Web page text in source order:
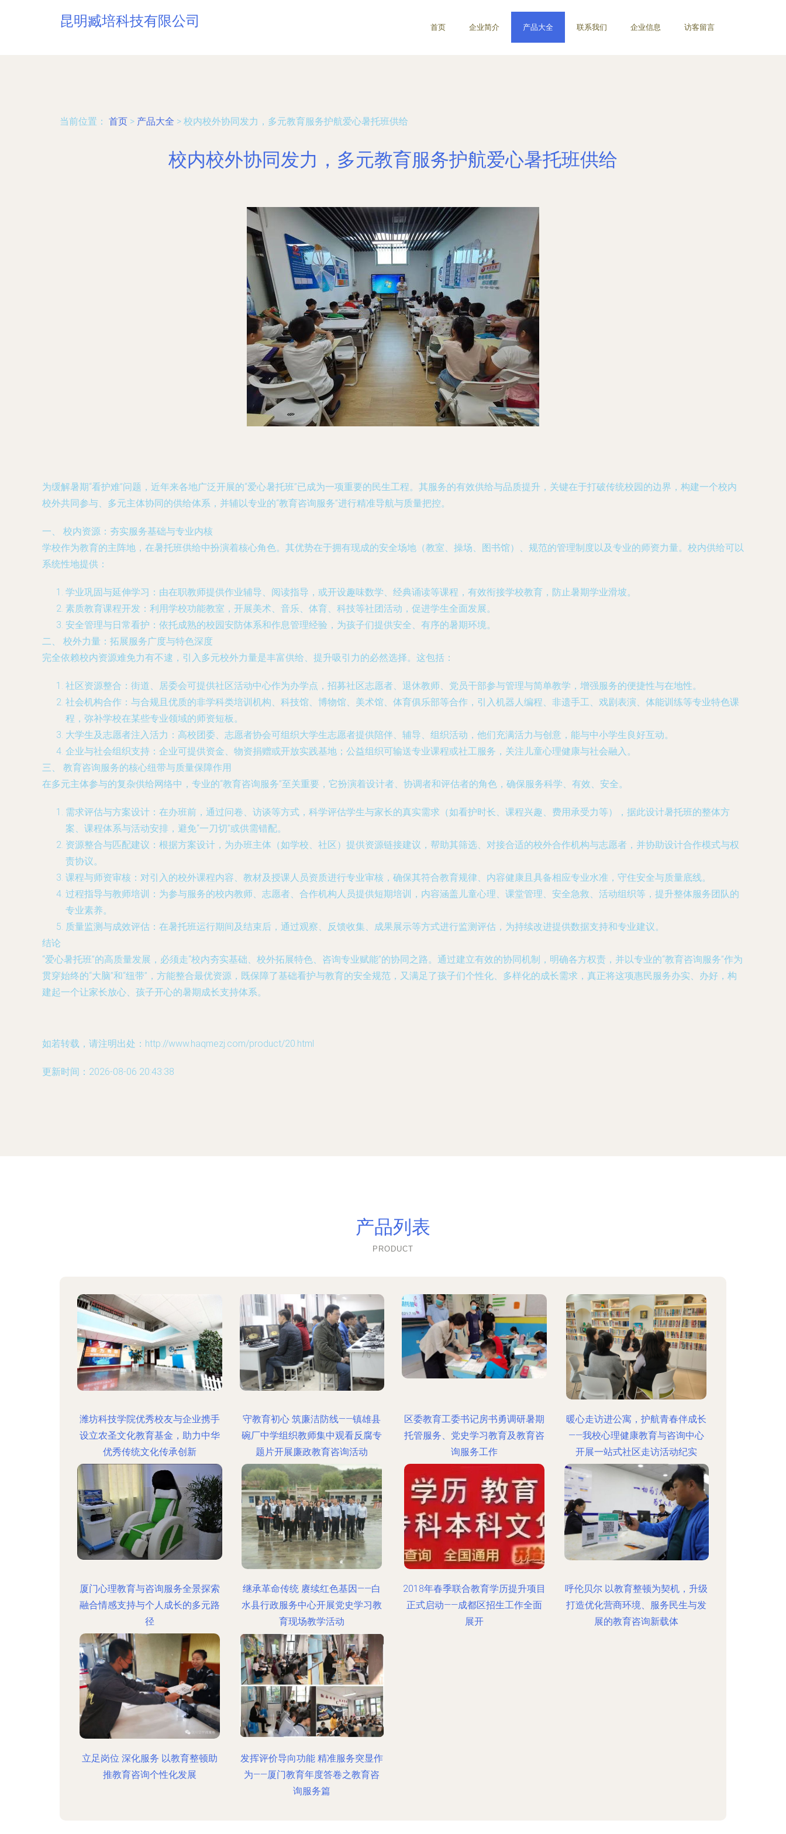
昆明臧培科技有限公司 首页 企业简介 产品大全 联系我们 企业信息 访客留言
当前位置： 首页 > 产品大全 > 校内校外协同发力，多元教育服务护航爱心暑托班供给
校内校外协同发力，多元教育服务护航爱心暑托班供给
为缓解暑期“看护难”问题，近年来各地广泛开展的“爱心暑托班”已成为一项重要的民生工程。其服务的有效供给与品质提升，关键在于打破传统校园的边界，构建一个校内
校外共同参与、多元主体协同的供给体系，并辅以专业的“教育咨询服务”进行精准导航与质量把控。
一、 校内资源：夯实服务基础与专业内核
学校作为教育的主阵地，在暑托班供给中扮演着核心角色。其优势在于拥有现成的安全场地（教室、操场、图书馆）、规范的管理制度以及专业的师资力量。校内供给可以
系统性地提供：
学业巩固与延伸学习 ：由在职教师提供作业辅导、阅读指导，或开设趣味数学、经典诵读等课程，有效衔接学校教育，防止暑期学业滑坡。
素质教育课程开发 ：利用学校功能教室，开展美术、音乐、体育、科技等社团活动，促进学生全面发展。
安全管理与日常看护 ：依托成熟的校园安防体系和作息管理经验，为孩子们提供安全、有序的暑期环境。
二、 校外力量：拓展服务广度与特色深度
完全依赖校内资源难免力有不逮，引入多元校外力量是丰富供给、提升吸引力的必然选择。这包括：
社区资源整合 ：街道、居委会可提供社区活动中心作为办学点，招募社区志愿者、退休教师、党员干部参与管理与简单教学，增强服务的便捷性与在地性。
社会机构合作 ：与合规且优质的非学科类培训机构、科技馆、博物馆、美术馆、体育俱乐部等合作，引入机器人编程、非遗手工、戏剧表演、体能训练等专业特色课
程，弥补学校在某些专业领域的师资短板。
大学生及志愿者注入活力 ：高校团委、志愿者协会可组织大学生志愿者提供陪伴、辅导、组织活动，他们充满活力与创意，能与中小学生良好互动。
企业与社会组织支持 ：企业可提供资金、物资捐赠或开放实践基地；公益组织可输送专业课程或社工服务，关注儿童心理健康与社会融入。
三、 教育咨询服务的核心纽带与质量保障作用
在多元主体参与的复杂供给网络中，专业的“教育咨询服务”至关重要，它扮演着设计者、协调者和评估者的角色，确保服务科学、有效、安全。
需求评估与方案设计 ：在办班前，通过问卷、访谈等方式，科学评估学生与家长的真实需求（如看护时长、课程兴趣、费用承受力等），据此设计暑托班的整体方
案、课程体系与活动安排，避免“一刀切”或供需错配。
资源整合与匹配建议 ：根据方案设计，为办班主体（如学校、社区）提供资源链接建议，帮助其筛选、对接合适的校外合作机构与志愿者，并协助设计合作模式与权
责协议。
课程与师资审核 ：对引入的校外课程内容、教材及授课人员资质进行专业审核，确保其符合教育规律、内容健康且具备相应专业水准，守住安全与质量底线。
过程指导与教师培训
：为参与服务的校内教师、志愿者、合作机构人员提供短期培训，内容涵盖儿童心理、课堂管理、安全急救、活动组织等，提升整体服务团队的
专业素养。
质量监测与成效评估 ：在暑托班运行期间及结束后，通过观察、反馈收集、成果展示等方式进行监测评估，为持续改进提供数据支持和专业建议。
结论
“爱心暑托班”的高质量发展，必须走“校内夯实基础、校外拓展特色、咨询专业赋能”的协同之路。通过建立有效的协同机制，明确各方权责，并以专业的“教育咨询服务”作为
贯穿始终的“大脑”和“纽带”，方能整合最优资源，既保障了基础看护与教育的安全规范，又满足了孩子们个性化、多样化的成长需求，真正将这项惠民服务办实、办好，构
建起一个让家长放心、孩子开心的暑期成长支持体系。
如若转载，请注明出处：http://www.haqmezj.com/product/20.html
更新时间：2026-08-06 20:43:38
产品列表
PRODUCT
潍坊科技学院优秀校友与企业携手
设立农圣文化教育基金，助力中华
优秀传统文化传承创新
守教育初心 筑廉洁防线——镇雄县
碗厂中学组织教师集中观看反腐专
题片开展廉政教育咨询活动
区委教育工委书记房书勇调研暑期
托管服务、党史学习教育及教育咨
询服务工作
暖心走访进公寓，护航青春伴成长
——我校心理健康教育与咨询中心
开展一站式社区走访活动纪实
厦门心理教育与咨询服务全景探索
融合情感支持与个人成长的多元路
径
继承革命传统 赓续红色基因——白
水县行政服务中心开展党史学习教
育现场教学活动
2018年春季联合教育学历提升项目
正式启动——成都区招生工作全面
展开
呼伦贝尔 以教育整顿为契机，升级
打造优化营商环境、服务民生与发
展的教育咨询新载体
立足岗位 深化服务 以教育整顿助
推教育咨询个性化发展
发挥评价导向功能 精准服务突显作
为——厦门教育年度答卷之教育咨
询服务篇